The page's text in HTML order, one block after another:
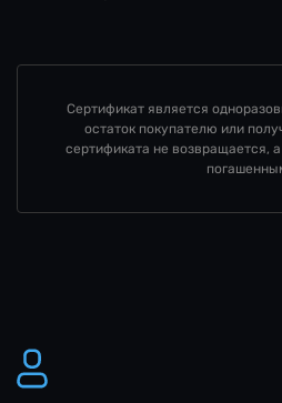
Сертификат является
остаток покупателю или
сертификата не возвращается,